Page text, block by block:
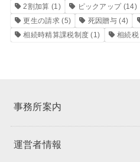
2割加算 (1) ピックアップ(14)
更生の請求(5) 死因贈与 (4)
相続時精算課税制度 (1) 相続税
事務所案内
運営者情報